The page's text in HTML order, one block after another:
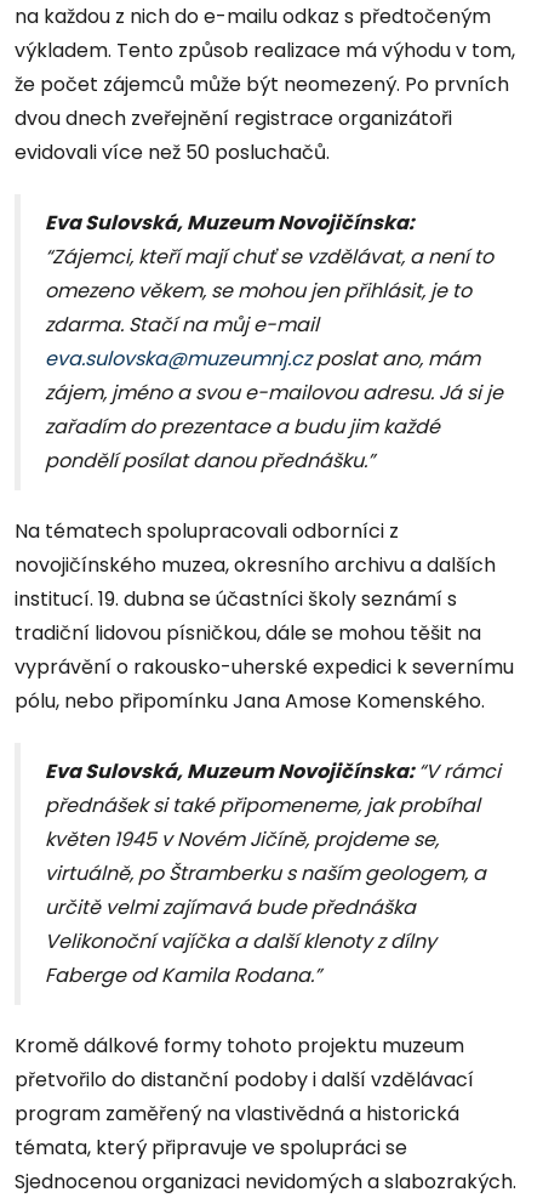
na každou z nich do e-mailu odkaz s předtočeným
výkladem. Tento způsob realizace má výhodu v tom,
že počet zájemců může být neomezený. Po prvních
dvou dnech zveřejnění registrace organizátoři
evidovali více než 50 posluchačů.
Eva Sulovská, Muzeum Novojičínska:
“Zájemci, kteří mají chuť se vzdělávat, a není to
omezeno věkem, se mohou jen přihlásit, je to
zdarma. Stačí na můj e-mail
eva.sulovska@muzeumnj.czposlat ano, mám
zájem, jméno a svou e-mailovou adresu. Já si je
zařadím do prezentace a budu jim každé
pondělí posílat danou přednášku.”
Na tématech spolupracovali odborníci z
novojičínského muzea, okresního archivu a dalších
institucí. 19. dubna se účastníci školy seznámí s
tradiční lidovou písničkou, dále se mohou těšit na
vyprávění o rakousko-uherské expedici k severnímu
pólu, nebo připomínku Jana Amose Komenského.
Eva Sulovská, Muzeum Novojičínska:“V rámci
přednášek si také připomeneme, jak probíhal
květen 1945 v Novém Jičíně, projdeme se,
virtuálně, po Štramberku s naším geologem, a
určitě velmi zajímavá bude přednáška
Velikonoční vajíčka a další klenoty z dílny
Faberge od Kamila Rodana.”
Kromě dálkové formy tohoto projektu muzeum
přetvořilo do distanční podoby i další vzdělávací
program zaměřený na vlastivědná a historická
témata, který připravuje ve spolupráci se
Sjednocenou organizaci nevidomých a slabozrakých.